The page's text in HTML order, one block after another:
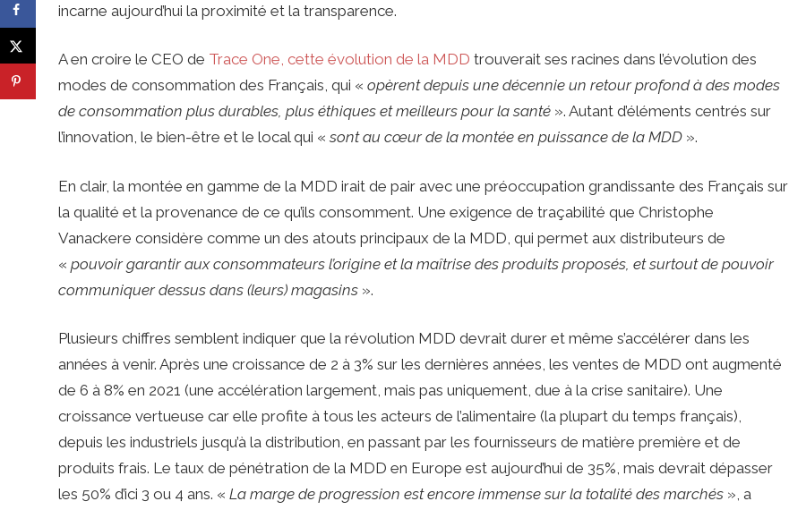
incarne aujourd’hui la proximité et la transparence.
A en croire le CEO de Trace One, cette évolution de la MDD trouverait ses racines dans l’évolution des
modes de consommation des Français, qui « opèrent depuis une décennie un retour profond à des modes
de consommation plus durables, plus éthiques et meilleurs pour la santé». Autant d’éléments centrés sur
l’innovation, le bien-être et le local qui «sont au cœur de la montée en puissance de la MDD».
En clair, la montée en gamme de la MDD irait de pair avec une préoccupation grandissante des Français sur
la qualité et la provenance de ce qu’ils consomment. Une exigence de traçabilité que Christophe
Vanackere considère comme un des atouts principaux de la MDD, qui permet aux distributeurs de
« pouvoir garantir aux consommateurs l’origine et la maîtrise des produits proposés, et surtout de pouvoir
communiquer dessus dans (leurs) magasins».
Plusieurs chiffres semblent indiquer que la révolution MDD devrait durer et même s’accélérer dans les
années à venir. Après une croissance de 2 à 3% sur les dernières années, les ventes de MDD ont augmenté
de 6 à 8% en 2021 (une accélération largement, mais pas uniquement, due à la crise sanitaire). Une
croissance vertueuse car elle profite à tous les acteurs de l’alimentaire (la plupart du temps français),
depuis les industriels jusqu’à la distribution, en passant par les fournisseurs de matière première et de
produits frais. Le taux de pénétration de la MDD en Europe est aujourd’hui de 35%, mais devrait dépasser
les 50% d’ici 3 ou 4 ans. « La marge de progression est encore immense sur la totalité des marchés», a